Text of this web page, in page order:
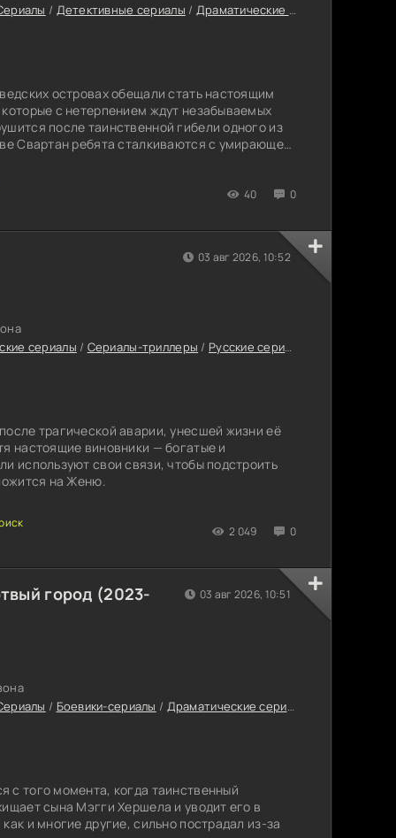
/ Детективные сериалы / Драматические сериалы
островах обещали стать настоящим
с нетерпением ждут незабываемых
после таинственной гибели одного из
Свартан ребята сталкиваются с умирающей
как беззаботное лето, быстро оборачивается
судьбы друзей оказываются
40 0
сериалы / Сериалы-триллеры / Русские сериалы
трагической аварии, унесшей жизни её
настоящие виновники — богатые и
используют свои связи, чтобы подстроить
на Женю.
2 049 0
03 авг 2026, 10:52
город (2023-
/ Боевики-сериалы / Драматические сериалы
с того момента, когда таинственный
сына Мэгги Хершела и уводит его в
и многие другие, сильно пострадал из-за
03 авг 2026, 10:51